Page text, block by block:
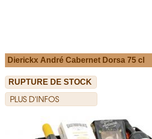
PLUS D'INFOS